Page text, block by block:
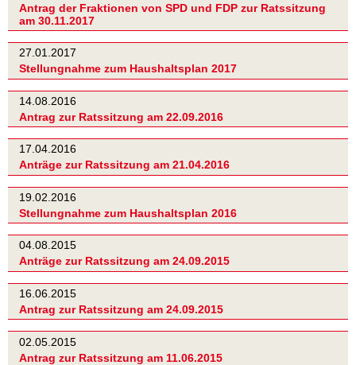
Antrag der Fraktionen von SPD und FDP zur Ratssitzung
am 30.11.2017
27.01.2017
Stellungnahme zum Haushaltsplan 2017
14.08.2016
Antrag zur Ratssitzung am 22.09.2016
17.04.2016
Anträge zur Ratssitzung am 21.04.2016
19.02.2016
Stellungnahme zum Haushaltsplan 2016
04.08.2015
Anträge zur Ratssitzung am 24.09.2015
16.06.2015
Antrag zur Ratssitzung am 24.09.2015
02.05.2015
Antrag zur Ratssitzung am 11.06.2015